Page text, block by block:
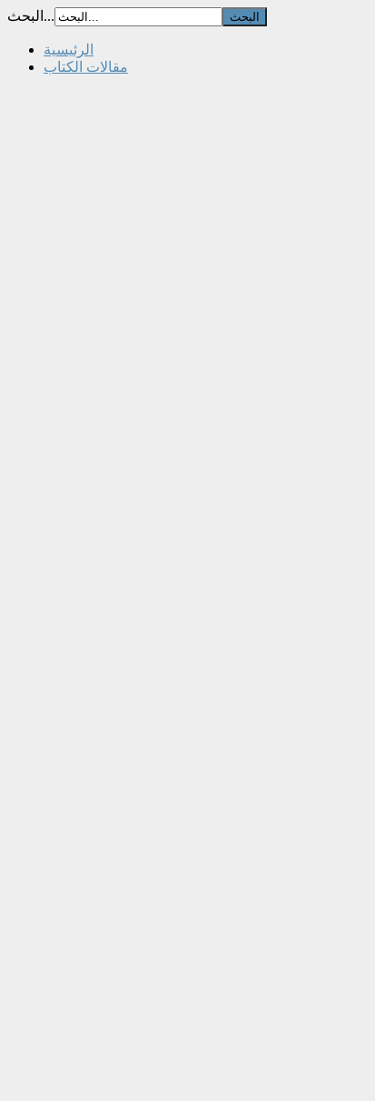
البحث...
الرئيسية
مقالات الكتاب